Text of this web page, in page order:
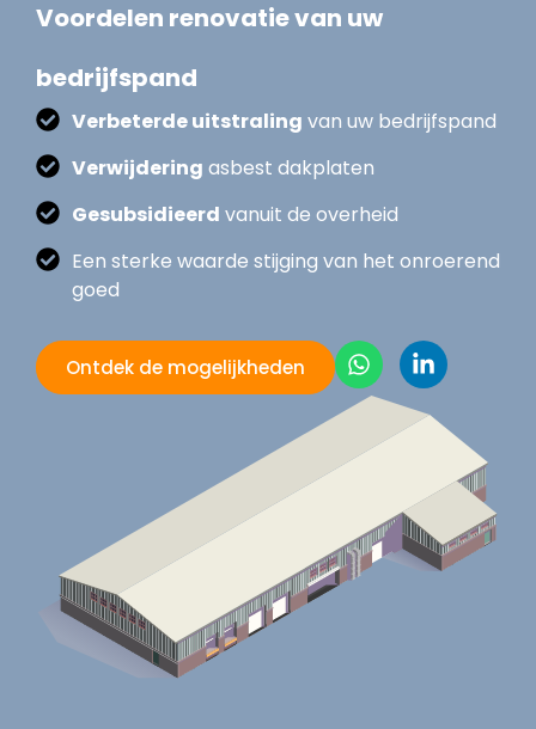
Voordelen renovatie van uw
bedrijfspand
Verbeterde uitstraling van uw bedrijfspand
Verwijdering asbest dakplaten
Gesubsidieerd vanuit de overheid
Een sterke waarde stijging van het onroerend
goed
Ontdek de mogelijkheden